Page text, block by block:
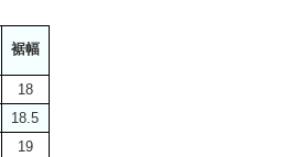
裾幅
18
18.5
19